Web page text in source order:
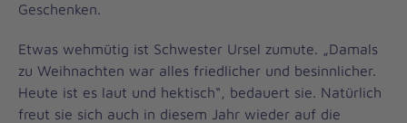
Geschenken.
Etwas wehmütig ist Schwester Ursel zumute. „Damals
zu Weihnachten war alles friedlicher und besinnlicher.
Heute ist es laut und hektisch“, bedauert sie. Natürlich
freut sie sich auch in diesem Jahr wieder auf die